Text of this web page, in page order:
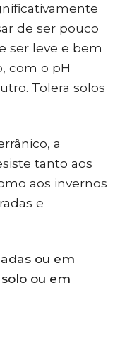
de ser pouco
ser leve e bem
com o pH
Tolera solos
a
tanto aos
aos invernos
e
ou em
ou em